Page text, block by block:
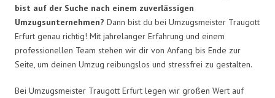
bist auf der Suche nach einem zuverlässigen
Umzugsunternehmen? Dann bist du bei Umzugsmeister Traugott
Erfurt genau richtig! Mit jahrelanger Erfahrung und einem
professionellen Team stehen wir dir von Anfang bis Ende zur
Seite, um deinen Umzug reibungslos und stressfrei zu gestalten.
Bei Umzugsmeister Traugott Erfurt legen wir großen Wert auf